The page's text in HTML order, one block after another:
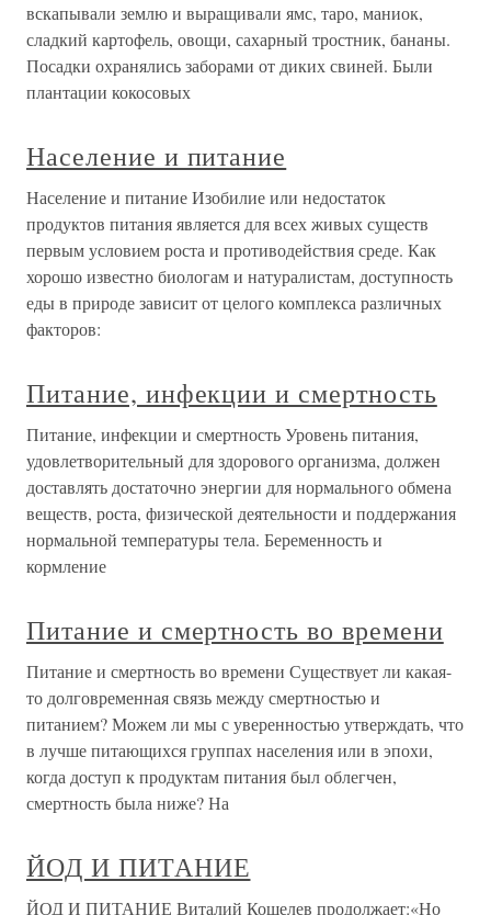
вскапывали землю и выращивали ямс, таро, маниок,
сладкий картофель, овощи, сахарный тростник, бананы.
Посадки охранялись заборами от диких свиней. Были
плантации кокосовых
Население и питание
Население и питание Изобилие или недостаток
продуктов питания является для всех живых существ
первым условием роста и противодействия среде. Как
хорошо известно биологам и натуралистам, доступность
еды в природе зависит от целого комплекса различных
факторов:
Питание, инфекции и смертность
Питание, инфекции и смертность Уровень питания,
удовлетворительный для здорового организма, должен
доставлять достаточно энергии для нормального обмена
веществ, роста, физической деятельности и поддержания
нормальной температуры тела. Беременность и
кормление
Питание и смертность во времени
Питание и смертность во времени Существует ли какая-
то долговременная связь между смертностью и
питанием? Можем ли мы с уверенностью утверждать, что
в лучше питающихся группах населения или в эпохи,
когда доступ к продуктам питания был облегчен,
смертность была ниже? На
ЙОД И ПИТАНИЕ
ЙОД И ПИТАНИЕ Виталий Кошелев продолжает:«Но